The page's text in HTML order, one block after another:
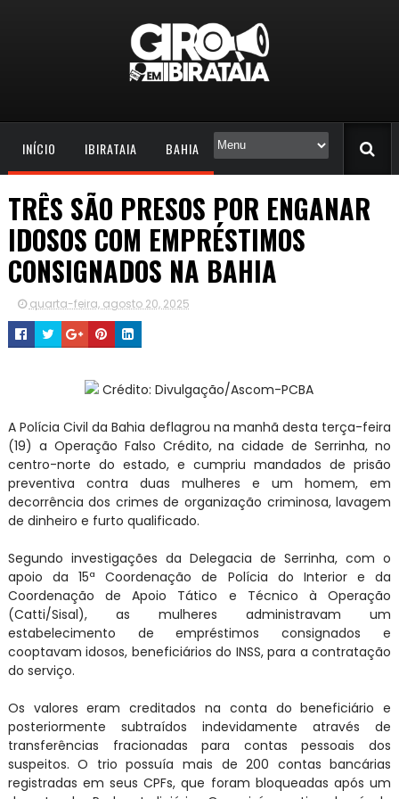
INÍCIO IBIRATAIA BAHIA
TRÊS SÃO PRESOS POR ENGANAR
IDOSOS COM EMPRÉSTIMOS
CONSIGNADOS NA BAHIA
quarta-feira, agosto 20, 2025
Crédito: Divulgação/Ascom-PCBA
A Polícia Civil da Bahia deflagrou na manhã desta terça-feira
(19) a Operação Falso Crédito, na cidade de Serrinha, no
centro-norte do estado, e cumpriu mandados de prisão
preventiva contra duas mulheres e um homem, em
decorrência dos crimes de organização criminosa, lavagem
de dinheiro e furto qualificado.
Segundo investigações da Delegacia de Serrinha, com o
apoio da 15ª Coordenação de Polícia do Interior e da
Coordenação de Apoio Tático e Técnico à Operação
(Catti/Sisal), as mulheres administravam um
estabelecimento de empréstimos consignados e
cooptavam idosos, beneficiários do INSS, para a contratação
do serviço.
Os valores eram creditados na conta do beneficiário e
posteriormente subtraídos indevidamente através de
transferências fracionadas para contas pessoais dos
suspeitos. O trio possuía mais de 200 contas bancárias
registradas em seus CPFs, que foram bloqueadas após um